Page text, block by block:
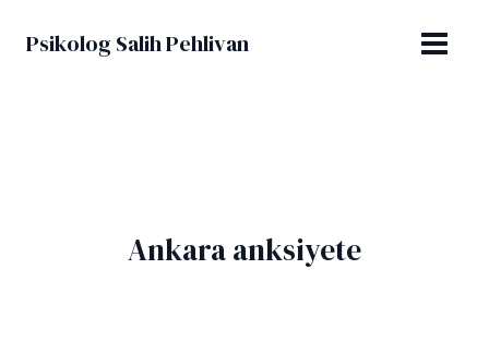
atlaPsikolog Salih Pehlivan
MENU
Ankara anksiyete